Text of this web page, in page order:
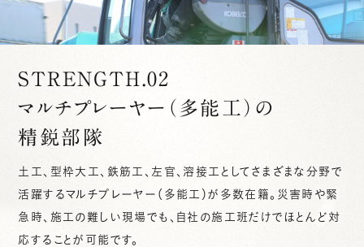
STRENGTH.02
マルチプレーヤー（多能工）の
精鋭部隊
土工、型枠大工、鉄筋工、左官、溶接工としてさまざまな分野で
活躍するマルチプレーヤー（多能工）が多数在籍。災害時や緊
急時、施工の難しい現場でも、自社の施工班だけでほとんど対
応することが可能です。